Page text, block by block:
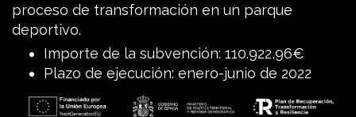
proceso de transformación en un parque
deportivo.
Importe de la subvención: 110.922,96€
Plazo de ejecución: enero-junio de 2022